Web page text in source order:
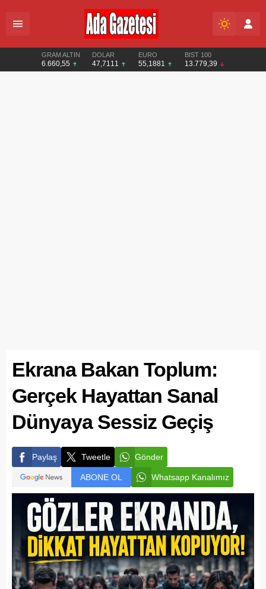
GRAM ALTIN
6.660,55
DOLAR
47,7111
EURO
55,1881
BIST 100
13.779,39
Ekrana Bakan Toplum:
Gerçek Hayattan Sanal
Dünyaya Sessiz Geçiş
Paylaş Tweetle Gönder
ABONE OL Whatsapp Kanalımız